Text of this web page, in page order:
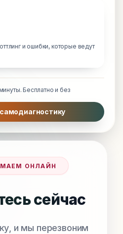
и ошибки, которые ведут
Бесплатно и без
ОНЛАЙН
сейчас
и мы перезвоним